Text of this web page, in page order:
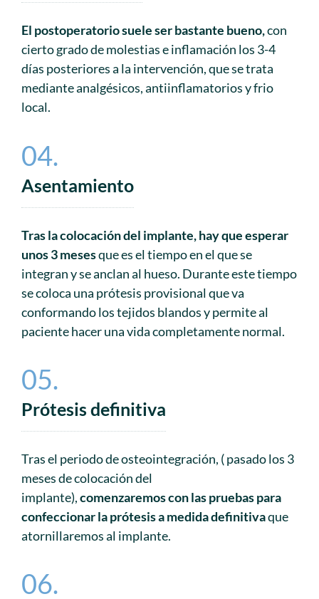
El postoperatorio suele ser bastante bueno,con
cierto grado de molestias e inflamación los 3-4
días posteriores a la intervención, que se trata
mediante analgésicos, antiinflamatorios y frio
local.
04.
Asentamiento
Tras la colocación del implante, hay que esperar
unos 3 mesesque es el tiempo en el que se
integran y se anclan al hueso. Durante este tiempo
se coloca una prótesis provisional que va
conformando los tejidos blandos y permite al
paciente hacer una vida completamente normal.
05.
Prótesis definitiva
Tras el periodo de osteointegración, ( pasado los 3
meses de colocación del
implante),comenzaremos con las pruebas para
confeccionar la prótesis a medida definitivaque
atornillaremos al implante.
06.